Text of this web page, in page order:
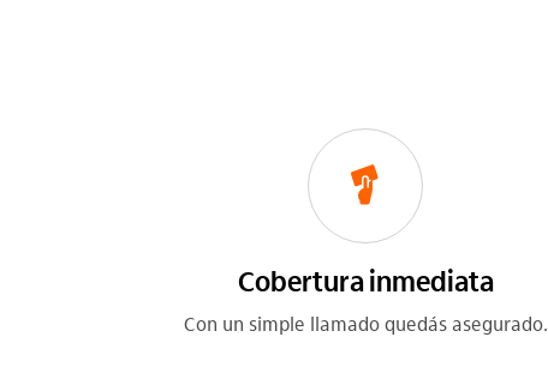
Cobertura inmediata
Con un simple llamado quedás asegurado.